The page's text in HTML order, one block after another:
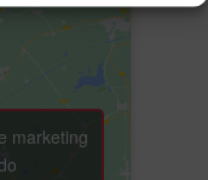
marketing